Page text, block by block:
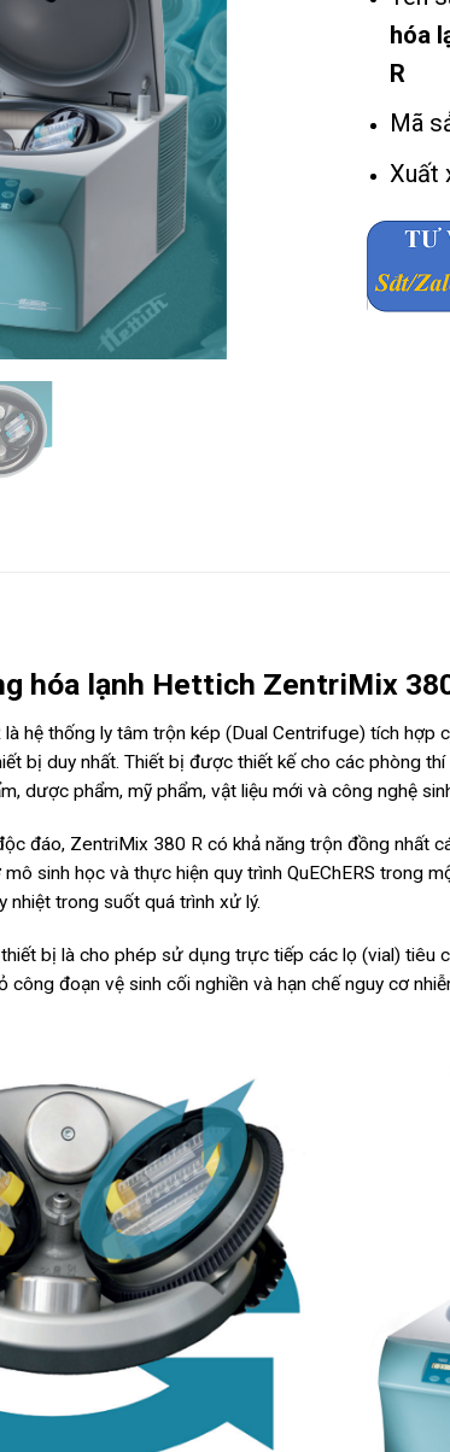
hóa
R
Mã
Xuất
hóa lạnh Hettich ZentriMix
là hệ thống ly tâm trộn kép (Dual Centrifuge) tích hợp
bị duy nhất. Thiết bị được thiết kế cho các phòng
dược phẩm, mỹ phẩm, vật liệu mới và công nghệ
đáo, ZentriMix 380 R có khả năng trộn đồng nhất
sinh học và thực hiện quy trình QuEChERS trong
nhiệt trong suốt quá trình xử lý.
bị là cho phép sử dụng trực tiếp các lọ (vial) tiêu
công đoạn vệ sinh cối nghiền và hạn chế nguy cơ